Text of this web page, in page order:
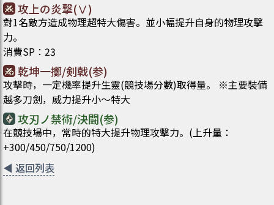
攻上の炎撃(Ⅴ)
對1名敵方造成物理超特大傷害。並小幅提升自身的物理攻撃
力。
消費SP ： 23
乾坤一擲/剣戟(参)
攻擊時，一定機率提升生靈(競技場分數)取得量。 ※主要裝備
越多刀劍，威力提升小～特大
攻刃ノ禁術/決闘(参)
在競技場中，常時的特大提升物理攻擊力。(上升量：
+300/450/750/1200)
◀ 返回列表